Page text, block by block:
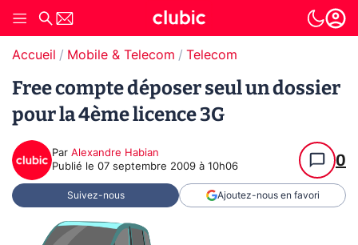
Accueil Mobile & Telecom Telecom
Free compte déposer seul un dossier
pour la 4ème licence 3G
Par Alexandre Habian
Publié le 07 septembre 2009 à 10h06 0
Suivez-nous Ajoutez-nous en favori